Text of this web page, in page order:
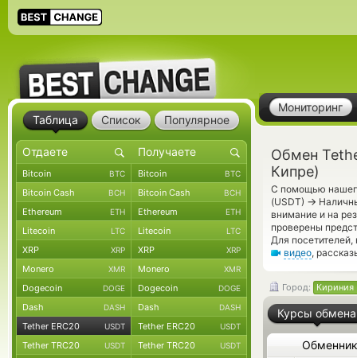
Мониторинг
Обмен
Кипре)
С помощью
(USDT) →
внимание и на
проверены
Для
видео,
Город: Кириния
Курсы обмена
Обменник
Таблица Список Популярное
Bitcoin BTC Bitcoin BTC
Bitcoin Cash BCH Bitcoin Cash BCH
Ethereum ETH Ethereum ETH
Litecoin LTC Litecoin LTC
XRP XRP XRP XRP
Monero XMR Monero XMR
Dogecoin DOGE Dogecoin DOGE
Dash DASH Dash DASH
Tether ERC20 USDT Tether ERC20 USDT
Tether TRC20 USDT Tether TRC20 USDT